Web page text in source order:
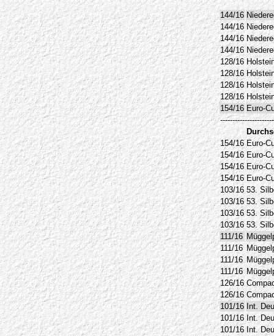
144/16
144/16
144/16
144/16
128/16
128/16
128/16
128/16
154/16 Euro-
154/16 Euro-
154/16 Euro-
154/16 Euro-
154/16 Euro-
103/16 53.
103/16 53.
103/16 53.
103/16 53.
111/16
111/16
111/16
111/16
126/16
126/16
101/16 Int.
101/16 Int.
101/16 Int.